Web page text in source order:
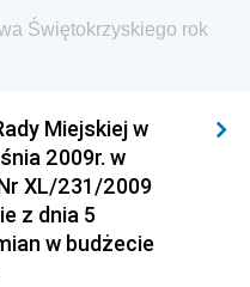
Głównej Straży
Banku Polskiego
Głównej Policji
i Polityki
Świętokrzyskiego rok
Miejskiej w
2009r. w
XL/231/2009
z dnia 5
w budżecie